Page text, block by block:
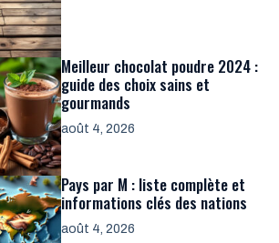
Meilleur chocolat poudre 2024 :
guide des choix sains et
gourmands
août 4, 2026
Pays par M : liste complète et
informations clés des nations
août 4, 2026